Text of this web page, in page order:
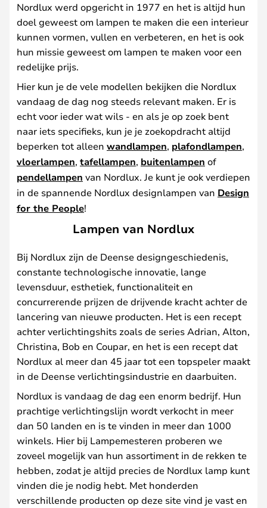
Nordlux werd opgericht in 1977 en het is altijd hun
doel geweest om lampen te maken die een interieur
kunnen vormen, vullen en verbeteren, en het is ook
hun missie geweest om lampen te maken voor een
redelijke prijs.
Hier kun je de vele modellen bekijken die Nordlux
vandaag de dag nog steeds relevant maken. Er is
echt voor ieder wat wils - en als je op zoek bent
naar iets specifieks, kun je je zoekopdracht altijd
beperken tot alleen wandlampen, plafondlampen,
vloerlampen, tafellampen, buitenlampen of
pendellampen van Nordlux. Je kunt je ook verdiepen
in de spannende Nordlux designlampen van Design
for the People!
Lampen van Nordlux
Bij Nordlux zijn de Deense designgeschiedenis,
constante technologische innovatie, lange
levensduur, esthetiek, functionaliteit en
concurrerende prijzen de drijvende kracht achter de
lancering van nieuwe producten. Het is een recept
achter verlichtingshits zoals de series Adrian, Alton,
Christina, Bob en Coupar, en het is een recept dat
Nordlux al meer dan 45 jaar tot een topspeler maakt
in de Deense verlichtingsindustrie en daarbuiten.
Nordlux is vandaag de dag een enorm bedrijf. Hun
prachtige verlichtingslijn wordt verkocht in meer
dan 50 landen en is te vinden in meer dan 1000
winkels. Hier bij Lampemesteren proberen we
zoveel mogelijk van hun assortiment in de rekken te
hebben, zodat je altijd precies de Nordlux lamp kunt
vinden die je nodig hebt. Met honderden
verschillende producten op deze site vind je vast en